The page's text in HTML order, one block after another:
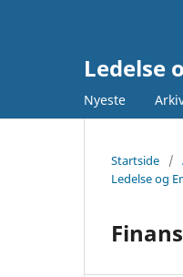
Ledelse
Nyeste
Startside /
Ledelse og